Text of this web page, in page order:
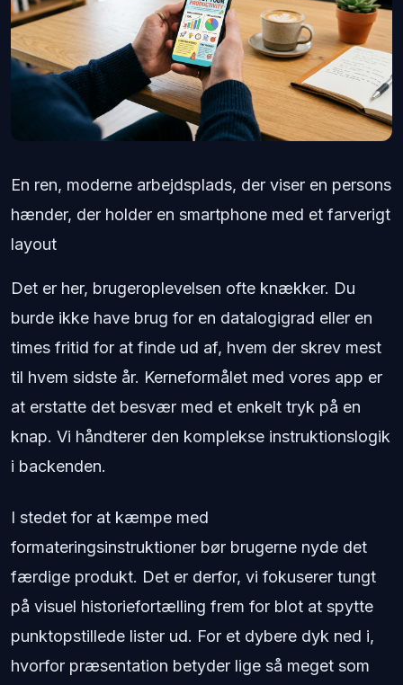
En ren, moderne arbejdsplads, der viser en persons
hænder, der holder en smartphone med et farverigt
layout
Det er her, brugeroplevelsen ofte knækker. Du
burde ikke have brug for en datalogigrad eller en
times fritid for at finde ud af, hvem der skrev mest
til hvem sidste år. Kerneformålet med vores app er
at erstatte det besvær med et enkelt tryk på en
knap. Vi håndterer den komplekse instruktionslogik
i backenden.
I stedet for at kæmpe med
formateringsinstruktioner bør brugerne nyde det
færdige produkt. Det er derfor, vi fokuserer tungt
på visuel historiefortælling frem for blot at spytte
punktopstillede lister ud. For et dybere dyk ned i,
hvorfor præsentation betyder lige så meget som